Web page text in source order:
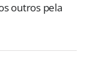
outros pela